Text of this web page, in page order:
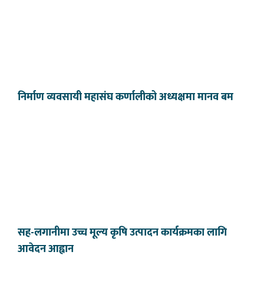
निर्माण व्यवसायी महासंघ कर्णालीको अध्यक्षमा मानव बम
सह-लगानीमा उच्च मूल्य कृषि उत्पादन कार्यक्रमका लागि
आवेदन आह्वान